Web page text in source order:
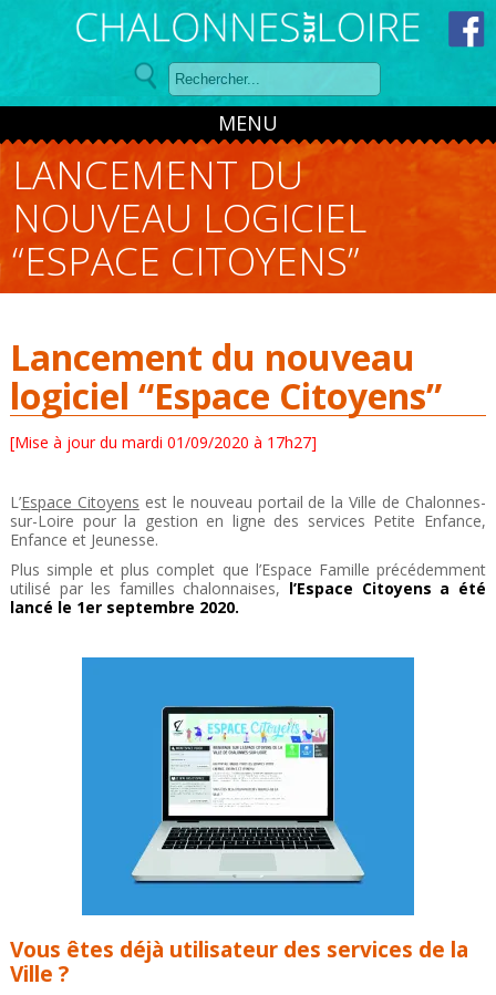
Panneau de gestion des cookies
MENU
LANCEMENT DU
NOUVEAU LOGICIEL
“ESPACE CITOYENS”
Lancement du nouveau
logiciel “Espace Citoyens”
[Mise à jour du mardi 01/09/2020 à 17h27]
L’Espace Citoyens est le nouveau portail de la Ville de Chalonnes-
sur-Loire pour la gestion en ligne des services Petite Enfance,
Enfance et Jeunesse.
Plus simple et plus complet que l’Espace Famille précédemment
utilisé par les familles chalonnaises, l’Espace Citoyens a été
lancé le 1er septembre 2020.
Vous êtes déjà utilisateur des services de la
Ville ?